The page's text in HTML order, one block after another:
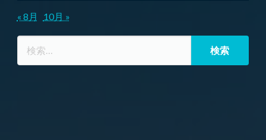
« 8月 10月 »